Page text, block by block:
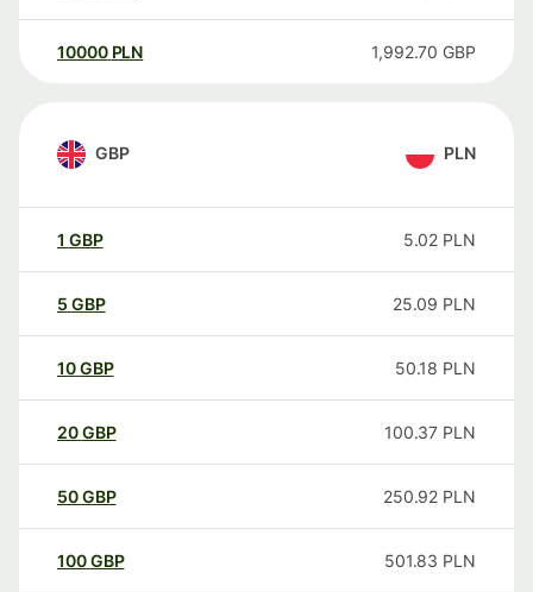
10000 PLN 1,992.70 GBP
GBP PLN
1 GBP 5.02 PLN
5 GBP 25.09 PLN
10GBP 50.18 PLN
20GBP 100.37 PLN
50GBP 250.92 PLN
100GBP 501.83 PLN